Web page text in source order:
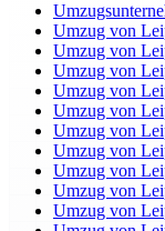
Umzug von
Umzug von
Umzug von
Umzug von
Umzug von
Umzug von
Umzug von
Umzug von
Umzug von
Umzug von